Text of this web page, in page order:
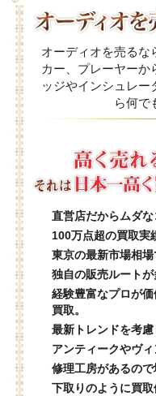
オーディオを売るな
カー、プレーヤーか
ッジやインシュレー
ら何で
直営店だからムダな
100万点超の買取実
東京の最新市場相場
独自の販売ルートが
経験豊富なプロが
買取。
最新トレンドを考慮
アンティークやヴィ
修理工房があるので
下取りのように買取